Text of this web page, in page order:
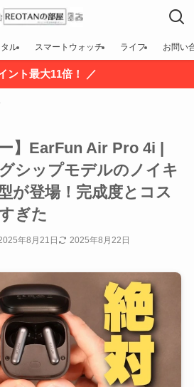
ル スマートウォッチ ライフ お問い
ント最大11倍！ ／
】EarFun Air Pro 4i |
シップモデルのノイキ
が登場！完成度とコス
ぎた
年8月21日 2025年8月22日